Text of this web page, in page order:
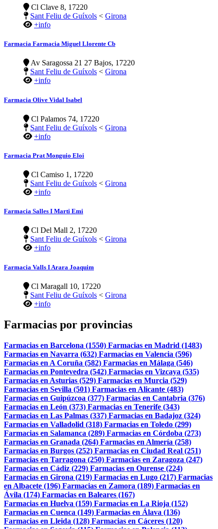
Cl Clave 8, 17220
Sant Feliu de Guíxols < Girona
+info
Farmacia Farmacia Miguel Llorente Cb
Av Saragossa 21 27 Bajos, 17220
Sant Feliu de Guíxols < Girona
+info
Farmacia Olive Vidal Isabel
Cl Palamos 74, 17220
Sant Feliu de Guíxols < Girona
+info
Farmacia Prat Monguio Eloi
Cl Camiso 1, 17220
Sant Feliu de Guíxols < Girona
+info
Farmacia Salles I Marti Emi
Cl Del Mall 2, 17220
Sant Feliu de Guíxols < Girona
+info
Farmacia Valls I Arara Joaquim
Cl Maragall 10, 17220
Sant Feliu de Guíxols < Girona
+info
Farmacias por provincias
Farmacias en Barcelona (1550) Farmacias en Madrid (1483)
Farmacias en Navarra (632) Farmacias en Valencia (596)
Farmacias en A Coruña (582) Farmacias en Málaga (546)
Farmacias en Pontevedra (542) Farmacias en Vizcaya (535)
Farmacias en Asturias (529) Farmacias en Murcia (529)
Farmacias en Sevilla (501) Farmacias en Alicante (483)
Farmacias en Guipúzcoa (377) Farmacias en Cantabria (376)
Farmacias en León (373) Farmacias en Tenerife (343)
Farmacias en Las Palmas (337) Farmacias en Badajoz (324)
Farmacias en Valladolid (318) Farmacias en Toledo (299)
Farmacias en Salamanca (289) Farmacias en Córdoba (273)
Farmacias en Granada (264) Farmacias en Almería (258)
Farmacias en Burgos (252) Farmacias en Ciudad Real (251)
Farmacias en Tarragona (250) Farmacias en Zaragoza (247)
Farmacias en Cádiz (229) Farmacias en Ourense (224)
Farmacias en Girona (219) Farmacias en Lugo (217) Farmacias
en Albacete (196) Farmacias en Zamora (189) Farmacias en
Ávila (174) Farmacias en Baleares (167)
Farmacias en Huelva (159) Farmacias en La Rioja (152)
Farmacias en Cuenca (149) Farmacias en Álava (136)
Farmacias en Lleida (128) Farmacias en Cáceres (120)